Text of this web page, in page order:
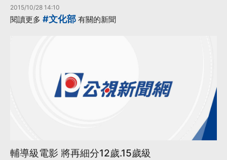
2015/10/28 14:10
閱讀更多 #文化部 有關的新聞
輔導級電影 將再細分12歲.15歲級